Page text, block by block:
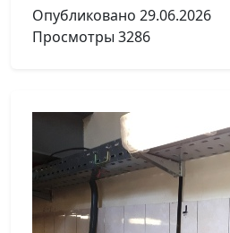
Опубликовано 29.06.2026
Просмотры 3286